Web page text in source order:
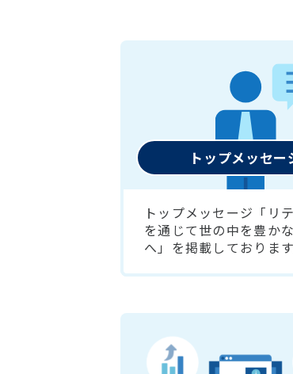
トップメッセー
トップメッセージ「リ
を通じて世の中を豊か
へ」を掲載しております